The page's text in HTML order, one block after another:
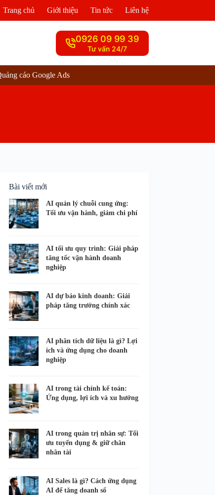
Trang chủ Giới thiệu Tin tức Liên hệ
0926 09 99 39
Tư vấn 24/7
cáo Google Ads
Bài viết mới
AI quản lý chuỗi cung ứng:
Tối ưu vận hành, giảm chi phí
AI tối ưu quy trình: Giải pháp
tăng tốc vận hành doanh
nghiệp
AI dự báo kinh doanh: Giải
pháp tăng trưởng chính xác
AI phân tích dữ liệu là gì? Lợi
ích và ứng dụng cho doanh
nghiệp
AI trong tài chính kế toán:
Ứng dụng, lợi ích và xu hướng
AI trong quản trị nhân sự: Tối
ưu tuyển dụng & giữ chân
nhân tài
AI Sales là gì? Cách ứng dụng
AI để tăng doanh số